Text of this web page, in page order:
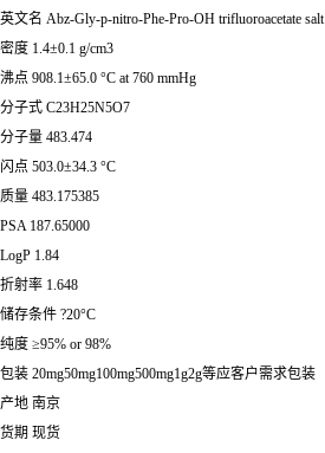
英文名 Abz-Gly-p-nitro-Phe-Pro-OH trifluoroacetate salt
密度 1.4±0.1 g/cm3
沸点 908.1±65.0 °C at 760 mmHg
分子式 C23H25N5O7
分子量 483.474
闪点 503.0±34.3 °C
质量 483.175385
PSA 187.65000
LogP 1.84
折射率 1.648
储存条件 ?20°C
纯度 ≥95% or 98%
包装 20mg50mg100mg500mg1g2g等应客户需求包装
产地 南京
货期 现货